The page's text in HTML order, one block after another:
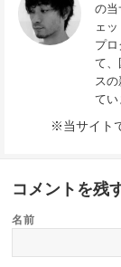
の当
ェ
プ
て、
ス
てい
※当サイト
コメントを残
名前